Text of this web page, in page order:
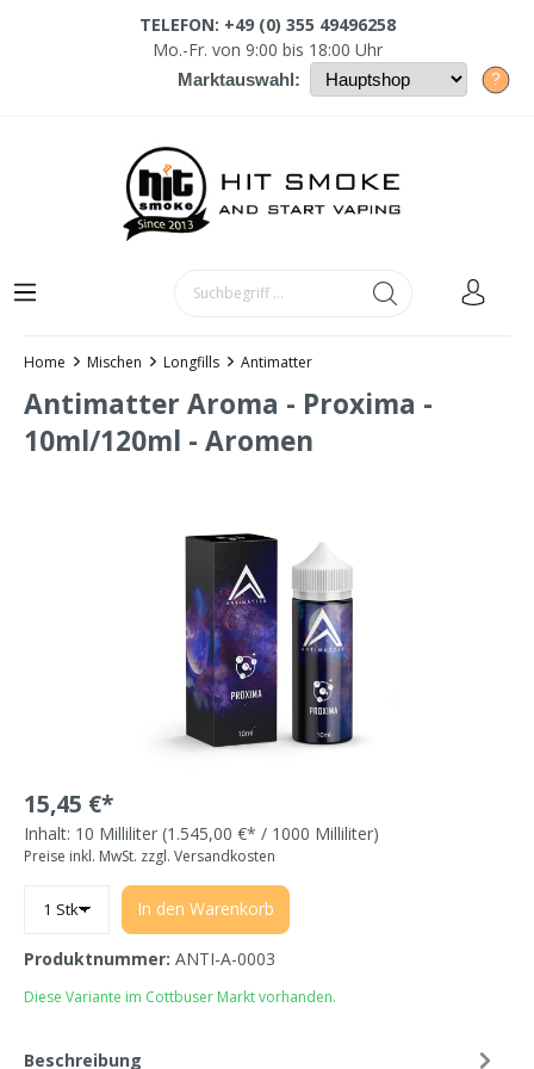
TELEFON: +49 (0) 355 49496258
Mo.-Fr. von 9:00 bis 18:00 Uhr
Marktauswahl: ?
Home Mischen Longfills Antimatter
Antimatter Aroma - Proxima -
10ml/120ml - Aromen
15,45 €*
Inhalt: 10 Milliliter (1.545,00 €* / 1000 Milliliter)
Preise inkl. MwSt. zzgl. Versandkosten
In den Warenkorb
Produktnummer: ANTI-A-0003
Diese Variante im Cottbuser Markt vorhanden.
Beschreibung